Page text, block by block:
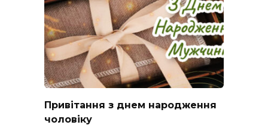
Привітання з днем народження
чоловіку